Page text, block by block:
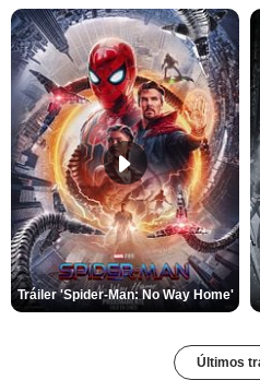
Tráiler 'Spider-Man: No Way Home'
Últimos